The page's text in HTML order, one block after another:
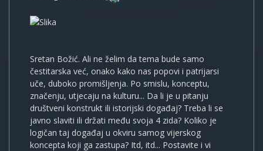
Sretan Božić. Ali ne želim da tema bude samo
čestitarska već, onako kako nas popovi i patrijarsi
uče, duboko promišljenja. Po smislu, konceptu,
značenju, utjecaju na kulturu... Da li je u pitanju
društveni konstrukt ili istorijski događaj? Treba li se
javno slaviti ili držati među svoja 4 zida? Koliko je
logičan taj događaj u okviru samog vijerskog
koncepta koji ga zastupa? Itd, itd... Postavite i vi